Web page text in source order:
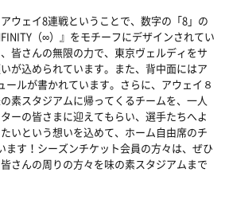
ウェイ8連戦ということで、数字の「8」の
（∞）』をモチーフにデザインされてい
皆さんの無限の力で、東京ヴェルディをサ
が込められています。また、背中面にはア
ールが書かれています。さらに、アウェイ８
素スタジアムに帰ってくるチームを、一人
ーの皆さまに迎えてもらい、選手たちへよ
いという想いを込めて、ホーム自由席のチ
ます！シーズンチケット会員の方々は、ぜひ
さんの周りの方々を味の素スタジアムまで